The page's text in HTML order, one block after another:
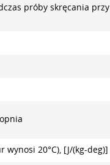
próby skręcania przy
wynosi 20°С), [J/(kg-deg)]